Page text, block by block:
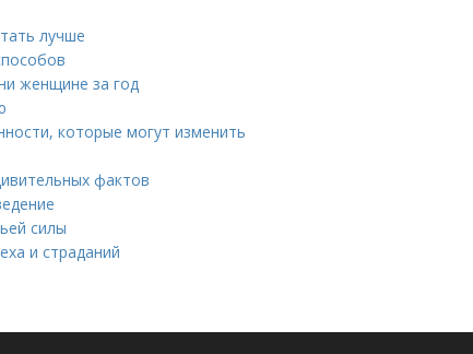
лучше
женщине за год
которые могут изменить
фактов
силы
и страданий